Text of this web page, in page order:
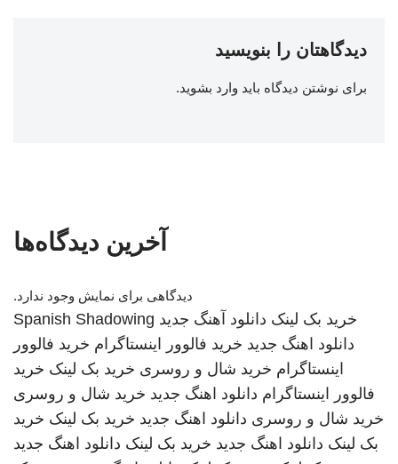
دیدگاهتان را بنویسید
برای نوشتن دیدگاه باید وارد بشوید.
آخرین دیدگاه‌ها
دیدگاهی برای نمایش وجود ندارد.
خرید بک لینک دانلود آهنگ جدید Spanish Shadowing
دانلود اهنگ جدید خرید فالوور اینستاگرام خرید فالوور
اینستاگرام خرید شال و روسری خرید بک لینک خرید
فالوور اینستاگرام دانلود اهنگ جدید خرید شال و روسری
خرید شال و روسری دانلود اهنگ جدید خرید بک لینک خرید
بک لینک دانلود اهنگ جدید خرید بک لینک دانلود اهنگ جدید